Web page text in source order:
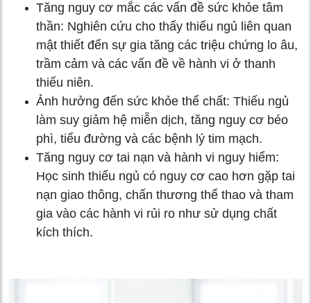
Tăng nguy cơ mắc các vấn đề sức khỏe tâm
thần: Nghiên cứu cho thấy thiếu ngủ liên quan
mật thiết đến sự gia tăng các triệu chứng lo âu,
trầm cảm và các vấn đề về hành vi ở thanh
thiếu niên.
Ảnh hưởng đến sức khỏe thể chất: Thiếu ngủ
làm suy giảm hệ miễn dịch, tăng nguy cơ béo
phì, tiểu đường và các bệnh lý tim mạch.
Tăng nguy cơ tai nạn và hành vi nguy hiểm:
Học sinh thiếu ngủ có nguy cơ cao hơn gặp tai
nạn giao thông, chấn thương thể thao và tham
gia vào các hành vi rủi ro như sử dụng chất
kích thích.